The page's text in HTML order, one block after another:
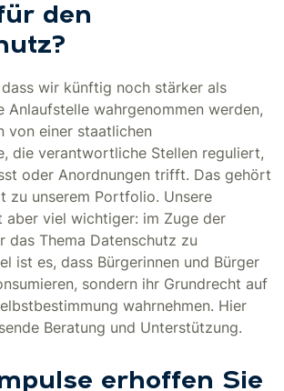
den
wir künftig noch stärker als
Anlaufstelle wahrgenommen werden,
von einer staatlichen
die verantwortliche Stellen reguliert,
oder Anordnungen trifft. Das gehört
zu unserem Portfolio. Unsere
aber viel wichtiger: im Zuge der
das Thema Datenschutz zu
ist es, dass Bürgerinnen und Bürger
sondern ihr Grundrecht auf
wahrnehmen. Hier
Beratung und Unterstützung.
erhoffen Sie